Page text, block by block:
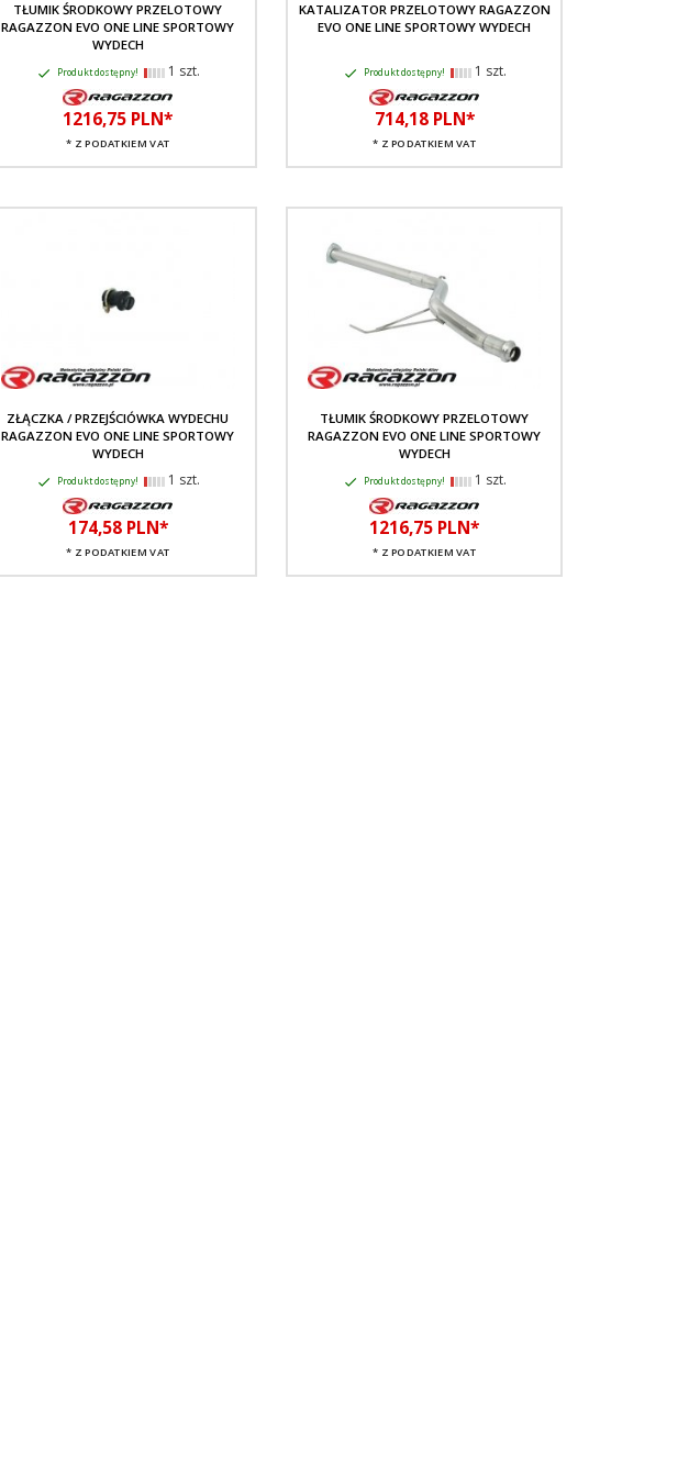
TŁUMIK ŚRODKOWY PRZELOTOWY
RAGAZZON EVO ONE LINE SPORTOWY
WYDECH
Produkt dostępny! 1 szt.
1216,75 PLN*
* Z PODATKIEM VAT
KATALIZATOR PRZELOTOWY RAGAZZON
EVO ONE LINE SPORTOWY WYDECH
Produkt dostępny! 1 szt.
714,18 PLN*
* Z PODATKIEM VAT
ZŁĄCZKA / PRZEJŚCIÓWKA WYDECHU
RAGAZZON EVO ONE LINE SPORTOWY
WYDECH
Produkt dostępny! 1 szt.
174,58 PLN*
* Z PODATKIEM VAT
TŁUMIK ŚRODKOWY PRZELOTOWY
RAGAZZON EVO ONE LINE SPORTOWY
WYDECH
Produkt dostępny! 1 szt.
1216,75 PLN*
* Z PODATKIEM VAT